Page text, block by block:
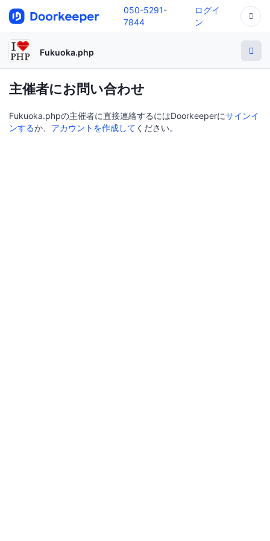
050-5291-
7844
ログイ
ン
Fukuoka.php
主催者にお問い合わせ
Fukuoka.phpの主催者に直接連絡するにはDoorkeeperにサインイ
ンするか、 アカウントを作成して ください。